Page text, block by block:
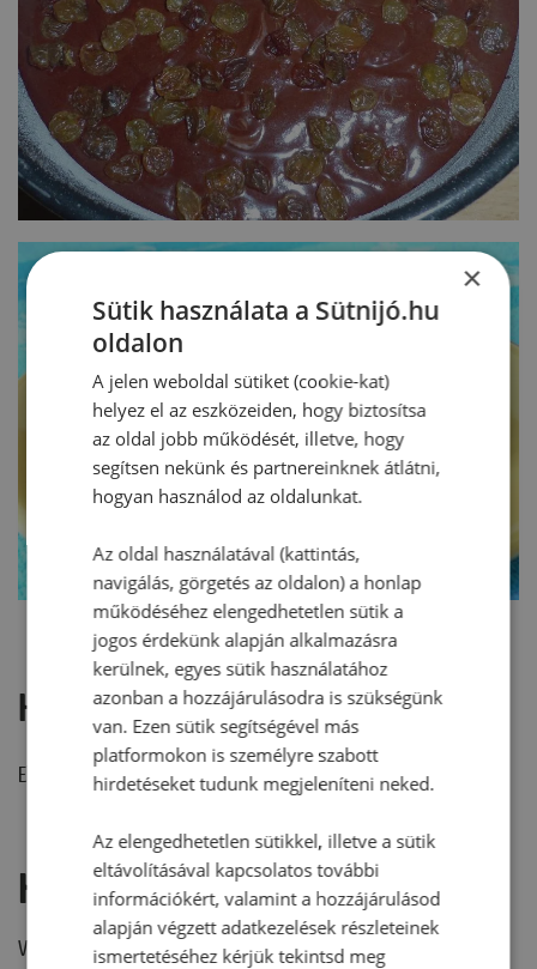
Hozzászólások
Ehhez a recepthez még nem érkezett hozzászólás.
Hozzászólás írása
Vélemény írásához, kérjük,jelentkezz be!
×
Sütik használata a Sütnijó.hu
oldalon
A jelen weboldal sütiket (cookie-kat)
helyez el az eszközeiden, hogy biztosítsa
az oldal jobb működését, illetve, hogy
segítsen nekünk és partnereinknek átlátni,
hogyan használod az oldalunkat.
Az oldal használatával (kattintás,
navigálás, görgetés az oldalon) a honlap
működéséhez elengedhetetlen sütik a
jogos érdekünk alapján alkalmazásra
kerülnek, egyes sütik használatához
azonban a hozzájárulásodra is szükségünk
van. Ezen sütik segítségével más
platformokon is személyre szabott
hirdetéseket tudunk megjeleníteni neked.
Az elengedhetetlen sütikkel, illetve a sütik
eltávolításával kapcsolatos további
információkért, valamint a hozzájárulásod
alapján végzett adatkezelések részleteinek
ismertetéséhez kérjük tekintsd meg